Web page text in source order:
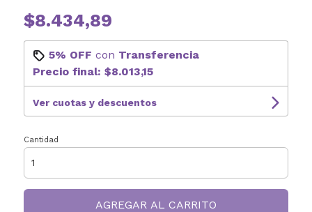
$8.434,89
5% OFF con Transferencia
Precio final: $8.013,15
Ver cuotas y descuentos
Cantidad
AGREGAR AL CARRITO